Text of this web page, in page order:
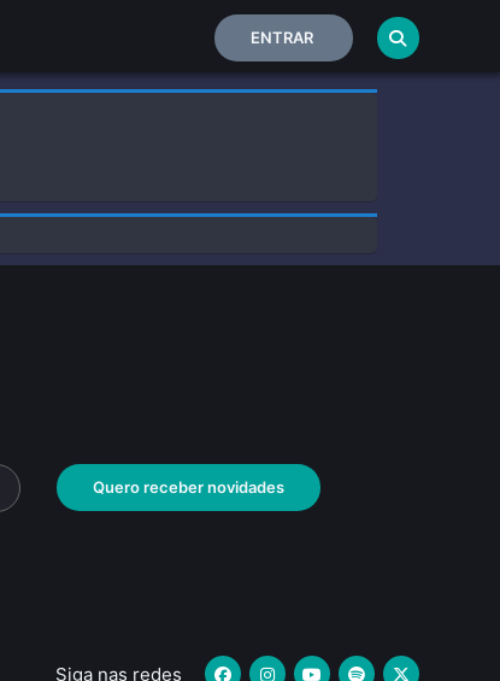
ENTRAR
Home
Quero receber novidades
Siga nas redes